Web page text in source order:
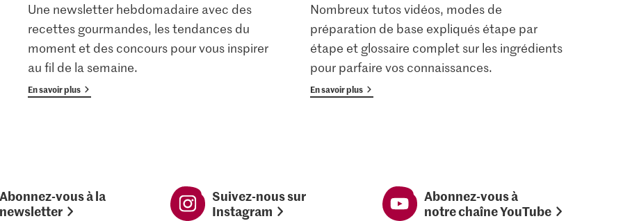
Une newsletter hebdomadaire avec des
recettes gourmandes, les tendances du
moment et des concours pour vous inspirer
au fil de la semaine.
En savoir plus
Nombreux tutos vidéos, modes de
préparation de base expliqués étape par
étape et glossaire complet sur les ingrédients
pour parfaire vos connaissances.
En savoir plus
Abonnez-vous à la
newsletter
Suivez-nous sur
Instagram
Abonnez-vous à
notre chaîne YouTube